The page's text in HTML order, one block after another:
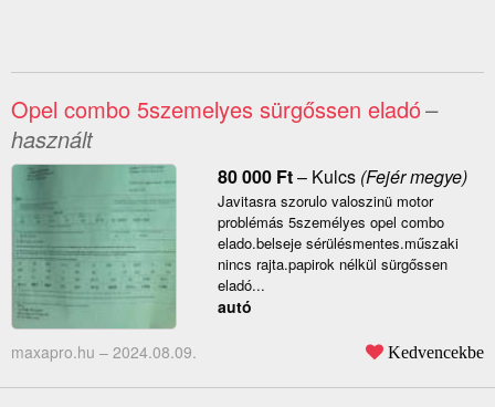
Opel combo 5szemelyes sürgőssen eladó–
használt
80 000 Ft– Kulcs(Fejér megye)
Javitasra szorulo valoszinü motor
problémás 5személyes opel combo
elado.belseje sérülésmentes.műszaki
nincs rajta.papirok nélkül sürgőssen
eladó...
autó
maxapro.hu – 2024.08.09. Kedvencekbe